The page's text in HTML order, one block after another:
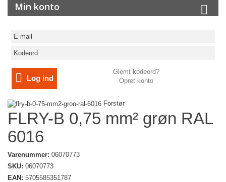
Min konto
Log ind
Glemt kodeord?
Opret konto
Forstør
FLRY-B 0,75 mm² grøn RAL
6016
Varenummer: 06070773
SKU: 06070773
EAN: 5705585351787